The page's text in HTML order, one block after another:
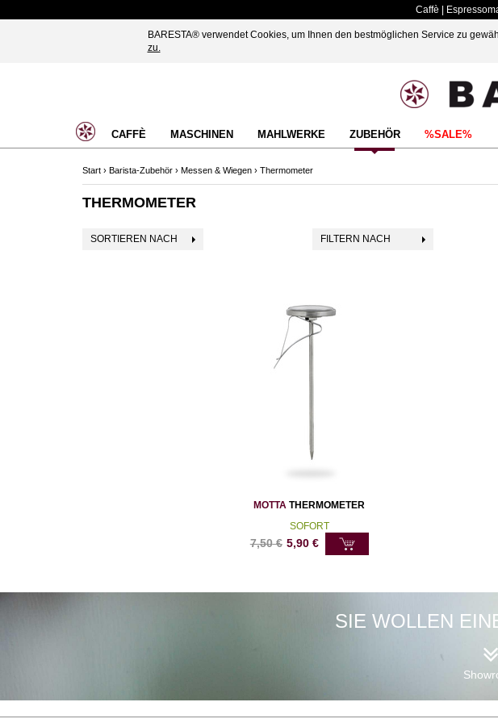
BARESTA® verwendet Cookies, um Ihnen den bestmöglichen Service zu
zu.
Caffè |
CAFFÈ MASCHINEN MAHLWERKE ZUBEHÖR %SALE%
Start › Barista-Zubehör › Messen & Wiegen › Thermometer
THERMOMETER
SORTIEREN NACH FILTERN NACH
MOTTA THERMOMETER
SOFORT
7,50€ 5,90€
SIE WOLLEN